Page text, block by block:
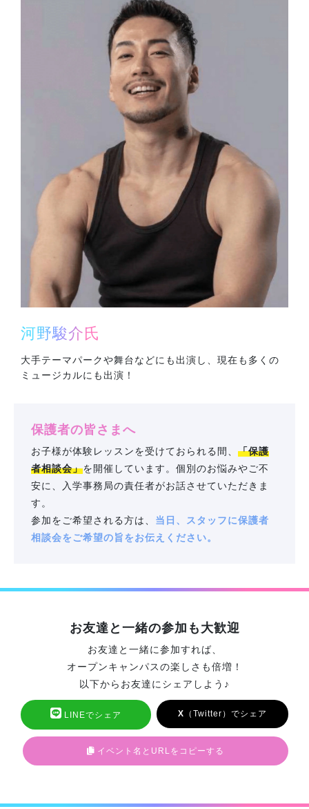
河野駿介氏
大手テーマパークや舞台などにも出演し、現在も多くの
ミュージカルにも出演！
保護者の皆さまへ
お子様が体験レッスンを受けておられる間、 「保護
者相談会」を開催しています。個別のお悩みやご不
安に、入学事務局の責任者がお話させていただきま
す。
参加をご希望される方は、 当日、スタッフに保護者
相談会をご希望の旨をお伝えください。
お友達と一緒の参加も大歓迎
お友達と一緒に参加すれば、
オープンキャンパスの楽しさも倍増！
以下からお友達にシェアしよう♪
LINEでシェア X （Twitter）でシェア
イベント名とURLをコピーする